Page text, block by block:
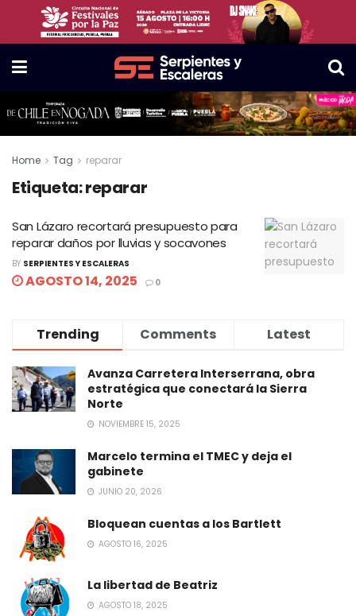
Home Tag reparar
Etiqueta:reparar
San Lázaro recortará presupuesto para
reparar daños por lluvias y socavones
BY SERPIENTES Y ESCALERAS
AGOSTO 14, 2025 0
Trending Comments Latest
Avanza Carretera Interserrana, obra
estratégica que conectará la Sierra
Norte
NOVIEMBRE 15, 2025
Marcelo termina el TMEC y deja el
gabinete
JUNIO 20, 2026
Bloquean cuentas a los Bartlett
AGOSTO 16, 2025
La libertad de Beatriz
AGOSTO 18, 2025